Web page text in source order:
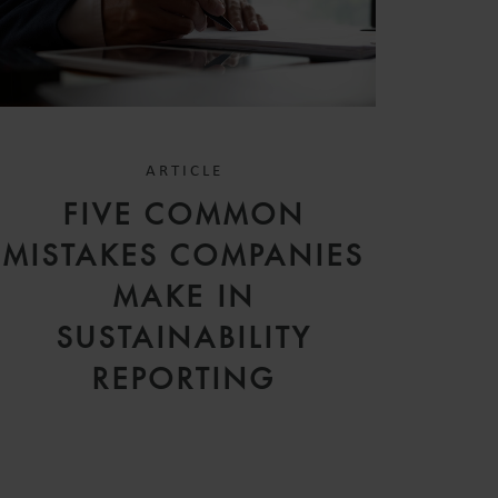
ARTICLE
FIVE COMMON
MISTAKES COMPANIES
MAKE IN
SUSTAINABILITY
REPORTING